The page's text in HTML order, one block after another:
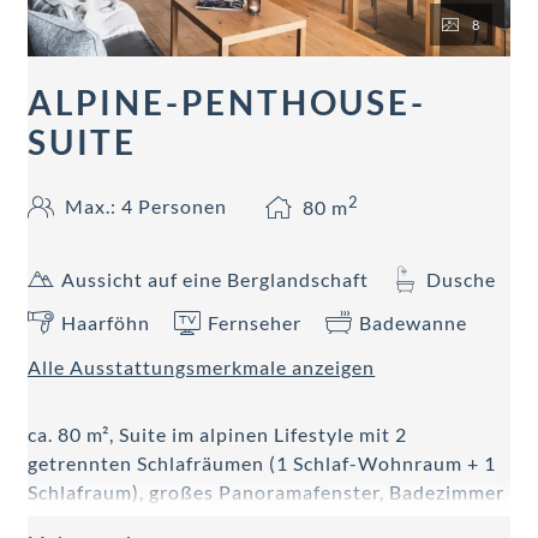
8
ALPINE-PENTHOUSE-
SUITE
Max.: 4 Personen 80 m2
Aussicht auf eine Berglandschaft
Dusche
Haarföhn
Fernseher
Badewanne
Alle Ausstattungsmerkmale anzeigen
ca. 80 m², Suite im alpinen Lifestyle mit 2
getrennten Schlafräumen (1 Schlaf-Wohnraum + 1
Schlafraum), großes Panoramafenster, Badezimmer